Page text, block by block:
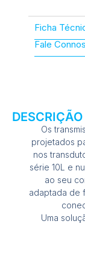
Ficha
Fale
DESCRIÇÃO
Os
projetados
nos
série 10L e
ao seu
adaptada de
Uma